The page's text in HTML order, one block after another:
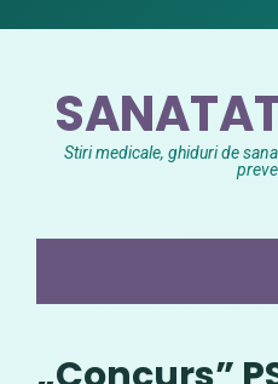
Stiri medicale, ghiduri de